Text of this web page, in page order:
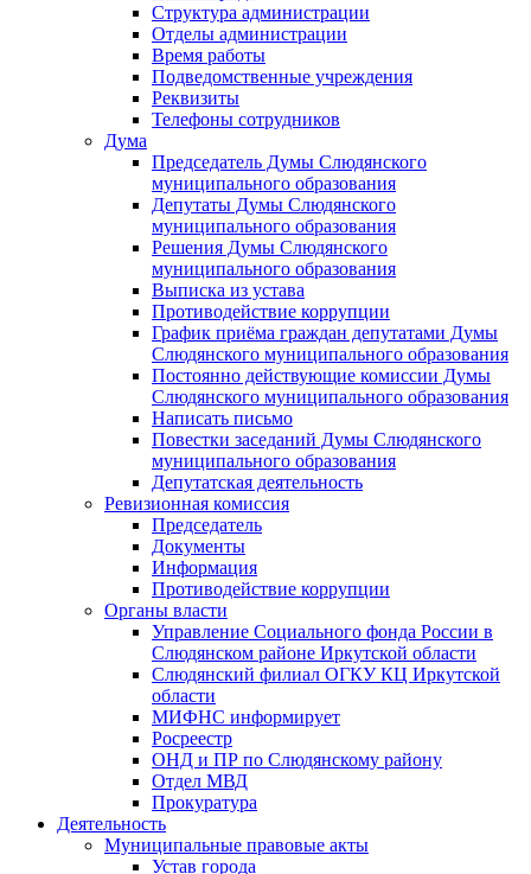
Структура администрации
Отделы администрации
Время работы
Подведомственные учреждения
Реквизиты
Телефоны сотрудников
Дума
Председатель Думы Слюдянского
муниципального образования
Депутаты Думы Слюдянского
муниципального образования
Решения Думы Слюдянского
муниципального образования
Выписка из устава
Противодействие коррупции
График приёма граждан депутатами Думы
Слюдянского муниципального образования
Постоянно действующие комиссии Думы
Слюдянского муниципального образования
Написать письмо
Повестки заседаний Думы Слюдянского
муниципального образования
Депутатская деятельность
Ревизионная комиссия
Председатель
Документы
Информация
Противодействие коррупции
Органы власти
Управление Социального фонда России в
Слюдянском районе Иркутской области
Слюдянский филиал ОГКУ КЦ Иркутской
области
МИФНС информирует
Росреестр
ОНД и ПР по Слюдянскому району
Отдел МВД
Прокуратура
Деятельность
Муниципальные правовые акты
Устав города